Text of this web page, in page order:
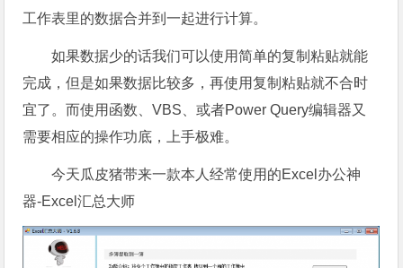
工作表里的数据合并到一起进行计算。
如果数据少的话我们可以使用简单的复制粘贴就能
完成，但是如果数据比较多，再使用复制粘贴就不合时
宜了。而使用函数、VBS、或者Power Query编辑器又
需要相应的操作功底，上手极难。
今天瓜皮猪带来一款本人经常使用的Excel办公神
器-Excel汇总大师